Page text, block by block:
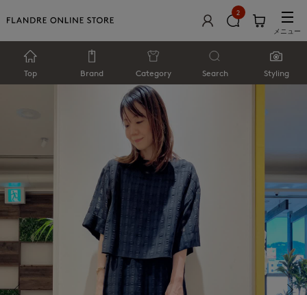
2
メニュー
Top Brand Category Search Styling